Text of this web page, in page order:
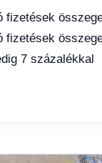
fizetések
fizetések
7 százalékkal